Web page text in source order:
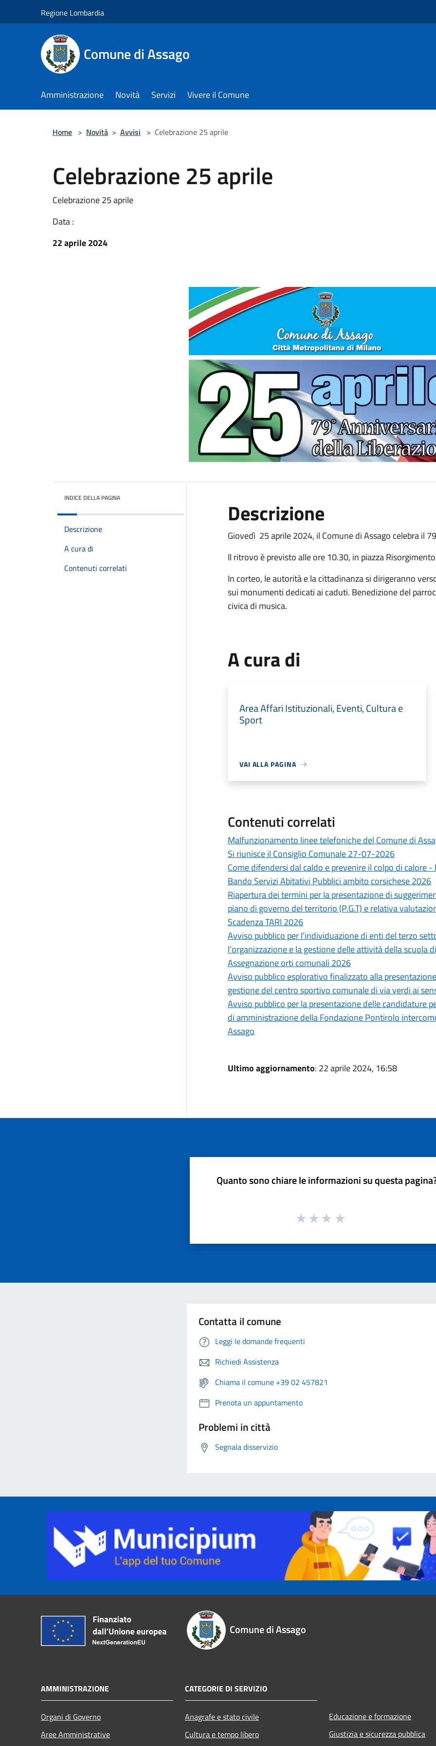
Regione Lombardia
Comune di Assago
Amministrazione Novità Servizi Vivere il Comune
Home > Novità > Avvisi > Celebrazione 25 aprile
Celebrazione 25 aprile
Celebrazione 25 aprile
Data :
22 aprile 2024
INDICE DELLA PAGINA
Descrizione
A cura di
Contenuti correlati
Descrizione
Giovedì 25 aprile 2024, il Comune di Assago celebra il
Il ritrovo è previsto alle ore 10.30, in piazza
In corteo, le autorità e la cittadinanza si dirigeranno
sui monumenti dedicati ai caduti. Benedizione del
civica di musica.
A cura di
Area Affari Istituzionali, Eventi, Cultura e
Sport
VAI ALLA PAGINA
Contenuti correlati
Malfunzionamento linee telefoniche del Comune di
Si riunisce il Consiglio Comunale 27-07-2026
Come difendersi dal caldo e prevenire il colpo di calore
Bando Servizi Abitativi Pubblici ambito corsichese 2026
Riapertura dei termini per la presentazione di
piano di governo del territorio (P.G.T) e relativa
Scadenza TARI 2026
Avviso pubblico per l’individuazione di enti del terzo
l’organizzazione e la gestione delle attività della scuola
Assegnazione orti comunali 2026
Avviso pubblico esplorativo finalizzato alla
gestione del centro sportivo comunale di via verdi ai
Avviso pubblico per la presentazione delle candidature
di amministrazione della Fondazione Pontirolo
Assago
Ultimo aggiornamento: 22 aprile 2024, 16:58
Quanto sono chiare le informazioni su questa
Contatta il comune
Leggi le domande frequenti
Richiedi Assistenza
Chiama il comune +39 02 457821
Prenota un appuntamento
Problemi in città
Segnala disservizio
Comune di Assago
AMMINISTRAZIONE
Organi di Governo
Aree Amministrative
CATEGORIE DI SERVIZIO
Anagrafe e stato civile
Cultura e tempo libero
Educazione e formazione
Giustizia e sicurezza pubblica